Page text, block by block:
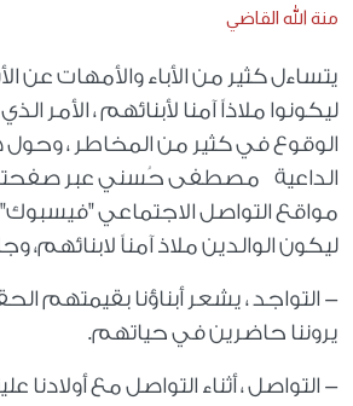
منة الله القاضي
يتساءل كثير من الأباء والأمهات عن
ليكونوا ملاذاً آمنا لأبنائهم ، الأمر
الوقوع في كثير من المخاطر ، وحول
الداعية مصطفى حُسني عبر
ليكون الوالدين ملاذ آمناً لابنائهم،
- التواجد ، يشعر أبناؤنا بقيمتهم
يروننا حاضرين في حياتهم.
- التواصل ، أثناء التواصل مع أولادنا